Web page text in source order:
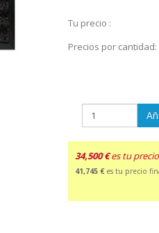
Tu precio :
Precios por cantidad:
34,500 € es tu
41,745 € es tu precio